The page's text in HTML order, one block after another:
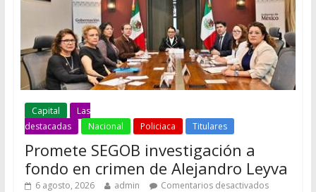
Capital
Las
destacadas
Nacional Policiaca Titulares
Promete SEGOB investigación a
fondo en crimen de Alejandro Leyva
6 agosto, 2026 admin Comentarios desactivados